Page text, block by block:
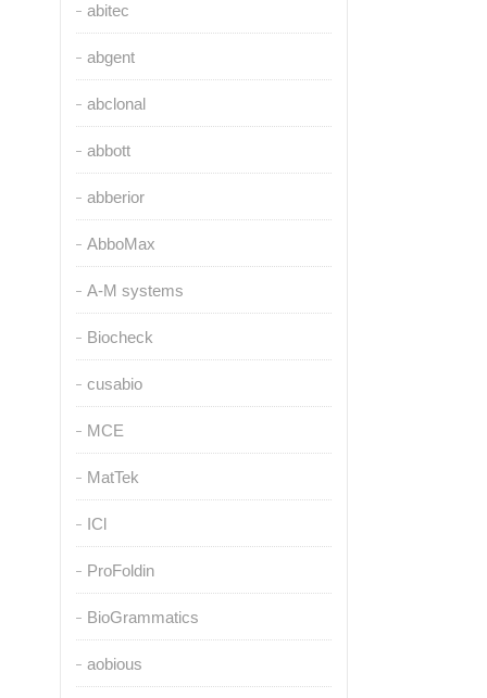
abitec
abgent
abclonal
abbott
abberior
AbboMax
A-M systems
Biocheck
cusabio
MCE
MatTek
ICl
ProFoldin
BioGrammatics
aobious